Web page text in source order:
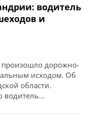
водитель
и
произошло дорожно-
исходом. Об
области.
водитель
на неосвещенном